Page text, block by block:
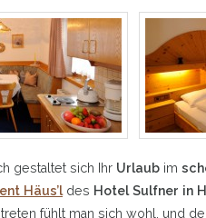
gestaltet sich Ihr Urlaub im
Häus’ldes Hotel Sulfner in
fühlt man sich wohl, und